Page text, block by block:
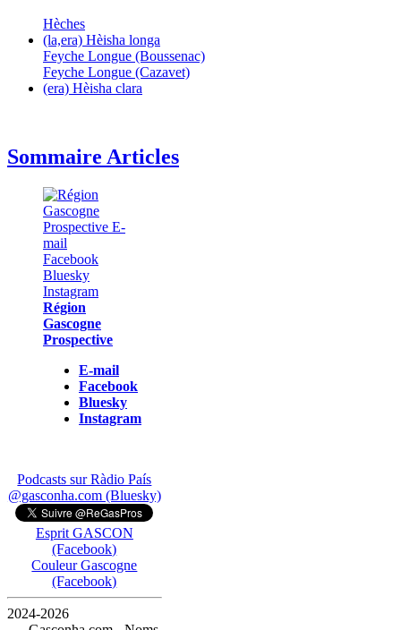
Hèches
(la,era) Hèisha longa
Feyche Longue (Boussenac)
Feyche Longue (Cazavet)
(era) Hèisha clara
Sommaire Articles
Région
Gascogne
Prospective
E-mail
Facebook
Bluesky
Instagram
Podcasts sur Ràdio País
@gasconha.com (Bluesky)
Esprit GASCON
(Facebook)
Couleur Gascogne
(Facebook)
2024-2026